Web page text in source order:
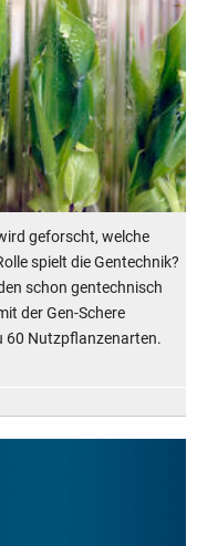
geforscht, welche
spielt die Gentechnik?
schon gentechnisch
der Gen-Schere
60 Nutzpflanzenarten.